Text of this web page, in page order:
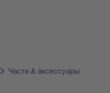
Части & аксессуары